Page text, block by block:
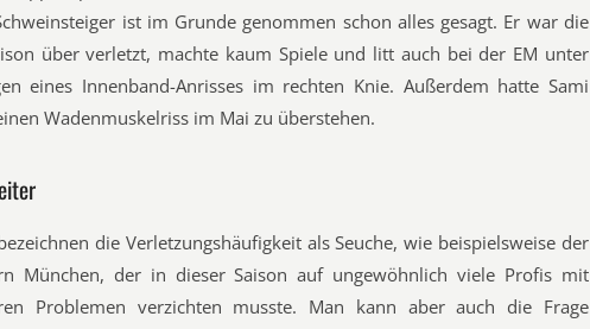
ist im Grunde genommen schon alles gesagt. Er war die
über verletzt, machte kaum Spiele und litt auch bei der EM unter
eines Innenband-Anrisses im rechten Knie. Außerdem hatte Sami
Wadenmuskelriss im Mai zu überstehen.
die Verletzungshäufigkeit als Seuche, wie beispielsweise der
München, der in dieser Saison auf ungewöhnlich viele Profis mit
Problemen verzichten musste. Man kann aber auch die Frage